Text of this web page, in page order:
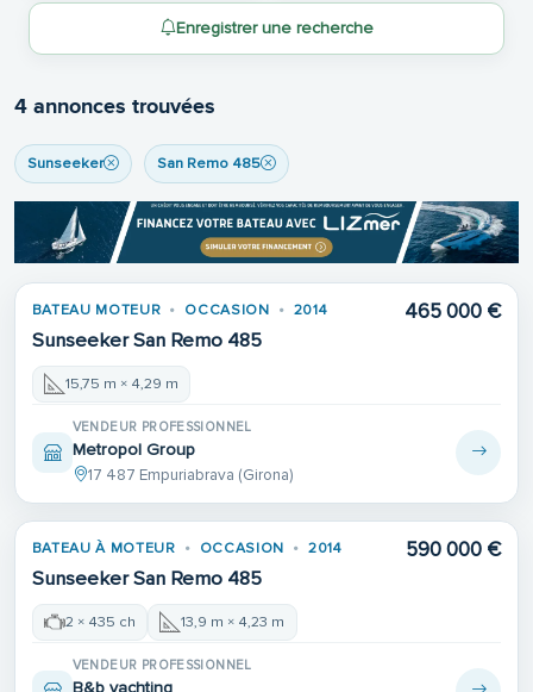
Enregistrer une recherche
4 annonces trouvées
Sunseeker San Remo 485
BATEAU MOTEUR OCCASION 2014
Sunseeker San Remo 485
465 000 €
15,75 m × 4,29 m
VENDEUR PROFESSIONNEL
Metropol Group
17 487 Empuriabrava (Girona)
BATEAU À MOTEUR OCCASION 2014
Sunseeker San Remo 485
590 000 €
2 × 435 ch 13,9 m × 4,23 m
VENDEUR PROFESSIONNEL
B&b yachting